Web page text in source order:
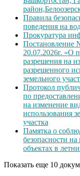
Правила
поведения на
Прокуратура
Постановление
20.07.2026г. «О
разрешения на
разрешенного
земельного
Протокол
по
на изменение
использования
участка
Памятка о
безопасности
объектах в
Показать еще 10